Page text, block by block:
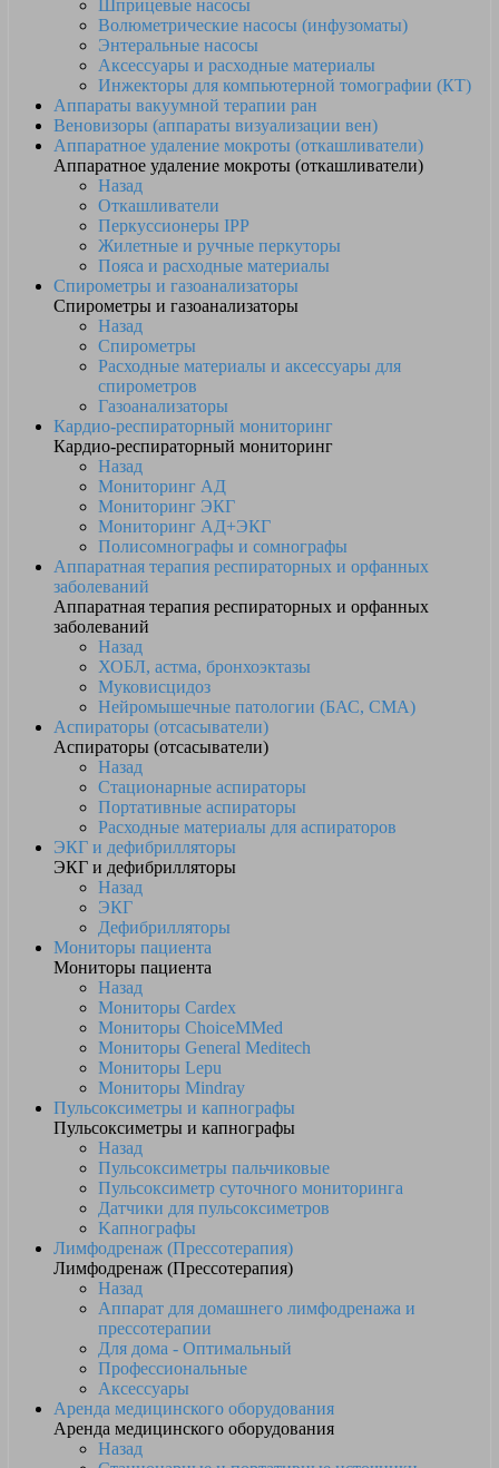
Шприцевые насосы
Волюметрические насосы (инфузоматы)
Энтеральные насосы
Аксессуары и расходные материалы
Инжекторы для компьютерной томографии (КТ)
Аппараты вакуумной терапии ран
Веновизоры (аппараты визуализации вен)
Аппаратное удаление мокроты (откашливатели)
Аппаратное удаление мокроты (откашливатели)
Назад
Откашливатели
Перкуссионеры IPP
Жилетные и ручные перкуторы
Пояса и расходные материалы
Спирометры и газоанализаторы
Спирометры и газоанализаторы
Назад
Спирометры
Расходные материалы и аксессуары для
спирометров
Газоанализаторы
Кардио-респираторный мониторинг
Кардио-респираторный мониторинг
Назад
Мониторинг АД
Мониторинг ЭКГ
Мониторинг АД+ЭКГ
Полисомнографы и сомнографы
Аппаратная терапия респираторных и орфанных
заболеваний
Аппаратная терапия респираторных и орфанных
заболеваний
Назад
ХОБЛ, астма, бронхоэктазы
Муковисцидоз
Нейромышечные патологии (БАС, СМА)
Аспираторы (отсасыватели)
Аспираторы (отсасыватели)
Назад
Стационарные аспираторы
Портативные аспираторы
Расходные материалы для аспираторов
ЭКГ и дефибрилляторы
ЭКГ и дефибрилляторы
Назад
ЭКГ
Дефибрилляторы
Мониторы пациента
Мониторы пациента
Назад
Мониторы Cardex
Мониторы ChoiceMMed
Мониторы General Meditech
Мониторы Lepu
Мониторы Mindray
Пульсоксиметры и капнографы
Пульсоксиметры и капнографы
Назад
Пульсоксиметры пальчиковые
Пульсоксиметр суточного мониторинга
Датчики для пульсоксиметров
Kапнографы
Лимфодренаж (Прессотерапия)
Лимфодренаж (Прессотерапия)
Назад
Аппарат для домашнего лимфодренажа и
прессотерапии
Для дома - Оптимальный
Профессиональные
Аксессуары
Аренда медицинского оборудования
Аренда медицинского оборудования
Назад